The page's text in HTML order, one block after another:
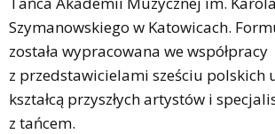
Szymanowskiego w Katowicach.
została wypracowana we współpracy
z przedstawicielami sześciu polskich
kształcą przyszłych artystów i
z tańcem.